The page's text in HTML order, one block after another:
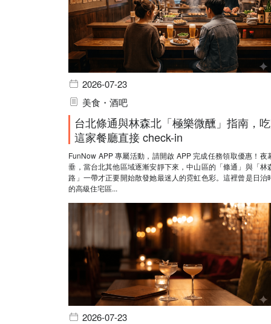
2026-07-23
美食・酒吧
台北條通與林森北「極樂微醺」指南，
這家餐廳直接 check-in
FunNow APP 專屬活動，請開啟 APP 完成任務領取優惠！夜
垂，當台北其他區域逐漸安靜下來，中山區的「條通」與「林
路」一帶才正要開始散發她最迷人的霓虹色彩。這裡曾是日治
的高級住宅區...
2026-07-23